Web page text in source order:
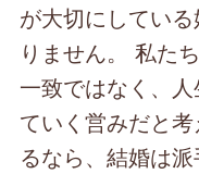
が大切にしてい
りません。 私た
一致ではなく、
ていく営みだと
るなら、結婚は派